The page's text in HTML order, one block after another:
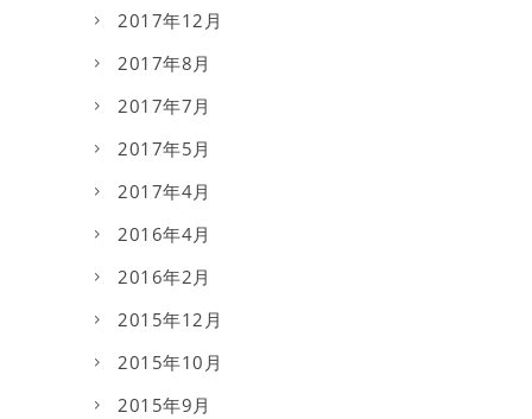
2017年12月
2017年8月
2017年7月
2017年5月
2017年4月
2016年4月
2016年2月
2015年12月
2015年10月
2015年9月